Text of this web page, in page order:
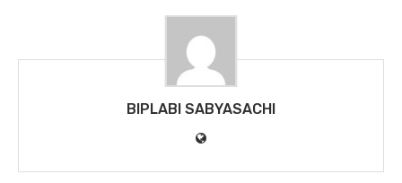
BIPLABI SABYASACHI